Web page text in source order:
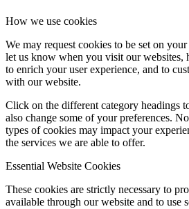
How we use cookies
We may request cookies to be set on
let us know when you visit our websites,
to enrich your user experience, and to
with our website.
Click on the different category headings
also change some of your preferences.
types of cookies may impact your
the services we are able to offer.
Essential Website Cookies
These cookies are strictly necessary to
available through our website and to use